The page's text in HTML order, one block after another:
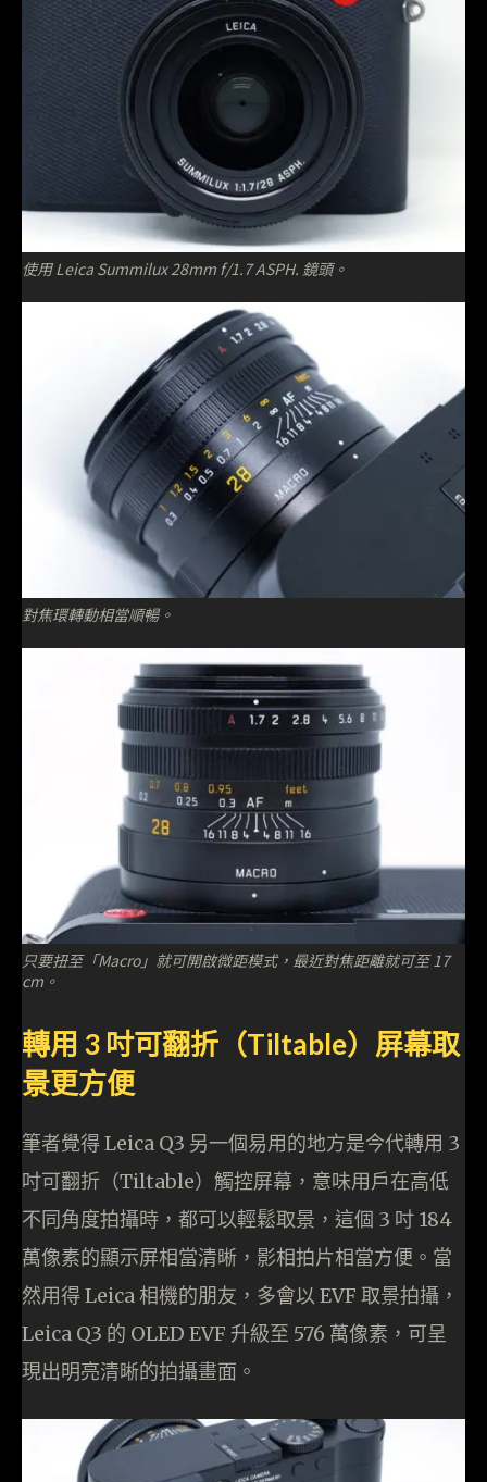
使用 Leica Summilux 28mm f/1.7 ASPH. 鏡頭。
對焦環轉動相當順暢。
只要扭至「Macro」就可開啟微距模式，最近對焦距離就可至 17
cm。
轉用 3 吋可翻折（Tiltable）屏幕取
景更方便
筆者覺得 Leica Q3 另一個易用的地方是今代轉用 3
吋可翻折（Tiltable）觸控屏幕，意味用戶在高低
不同角度拍攝時，都可以輕鬆取景，這個 3 吋 184
萬像素的顯示屏相當清晰，影相拍片相當方便。當
然用得 Leica 相機的朋友，多會以 EVF 取景拍攝，
Leica Q3 的 OLED EVF 升級至 576 萬像素，可呈
現出明亮清晰的拍攝畫面。